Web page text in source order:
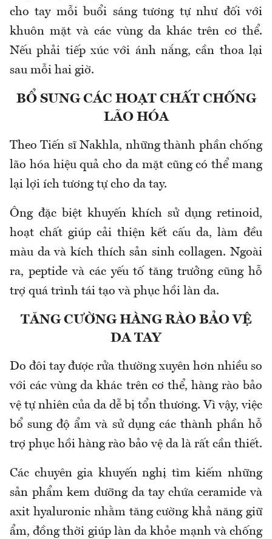
cho tay mỗi buổi sáng tương tự như đối với
khuôn mặt và các vùng da khác trên cơ thể.
Nếu phải tiếp xúc với ánh nắng, cần thoa lại
sau mỗi hai giờ.
BỔ SUNG CÁC HOẠT CHẤT CHỐNG
LÃO HÓA
Theo Tiến sĩ Nakhla, những thành phần chống
lão hóa hiệu quả cho da mặt cũng có thể mang
lại lợi ích tương tự cho da tay.
Ông đặc biệt khuyến khích sử dụng retinoid,
hoạt chất giúp cải thiện kết cấu da, làm đều
màu da và kích thích sản sinh collagen. Ngoài
ra, peptide và các yếu tố tăng trưởng cũng hỗ
trợ quá trình tái tạo và phục hồi làn da.
TĂNG CƯỜNG HÀNG RÀO BẢO VỆ
DA TAY
Do đôi tay được rửa thường xuyên hơn nhiều so
với các vùng da khác trên cơ thể, hàng rào bảo
vệ tự nhiên của da dễ bị tổn thương. Vì vậy, việc
bổ sung độ ẩm và sử dụng các thành phần hỗ
trợ phục hồi hàng rào bảo vệ da là rất cần thiết.
Các chuyên gia khuyến nghị tìm kiếm những
sản phẩm kem dưỡng da tay chứa ceramide và
axit hyaluronic nhằm tăng cường khả năng giữ
ẩm, đồng thời giúp làn da khỏe mạnh và chống